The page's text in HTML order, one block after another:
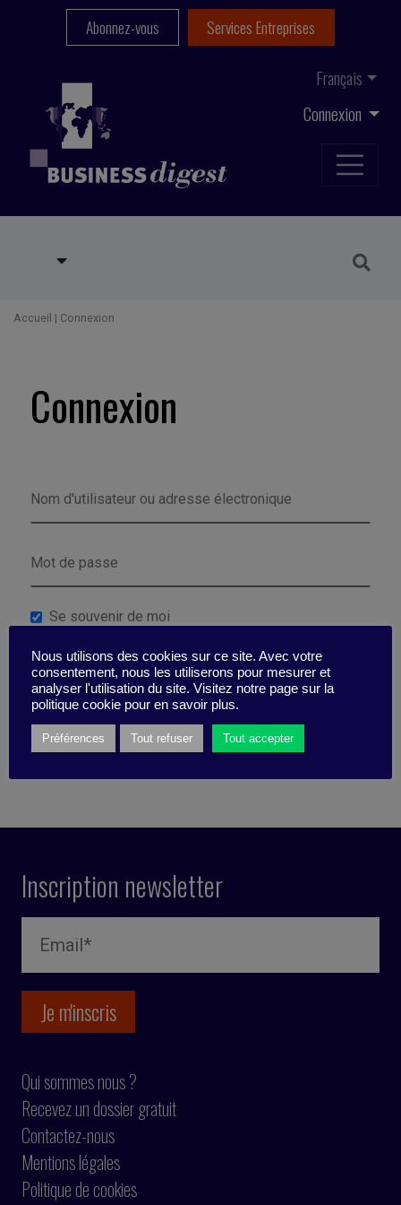
Connexion
Français
Abonnez-vous Services Entreprises
Accueil | Connexion
Connexion
Se souvenir de moi
Mot de passe perdu ?
Inscription newsletter
Qui sommes nous ?
Recevez un dossier gratuit
Contactez-nous
Mentions légales
Politique de cookies
Nous utilisons des cookies sur ce site. Avec votre
consentement, nous les utiliserons pour mesurer et
analyser l'utilisation du site. Visitez notre page sur la
politique cookie pour en savoir plus.
Préférences Tout refuser Tout accepter